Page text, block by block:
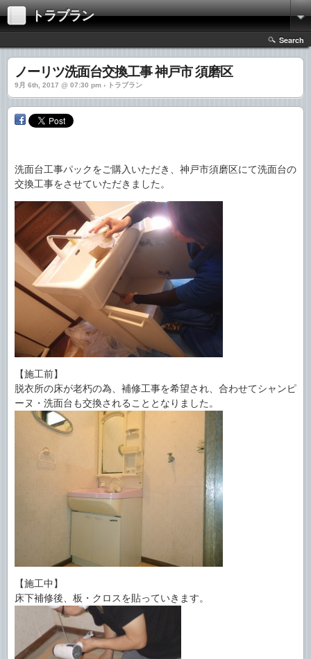
トラブラン
Search
ノーリツ洗面台交換工事 神戸市 須磨区
9月 6th, 2017 @ 07:30 pm › トラブラン
洗面台工事パックをご購入いただき、神戸市須磨区にて洗面台の
交換工事をさせていただきました。
【施工前】
脱衣所の床が老朽の為、補修工事を希望され、合わせてシャンピ
ーヌ・洗面台も交換されることとなりました。
【施工中】
床下補修後、板・クロスを貼っていきます。